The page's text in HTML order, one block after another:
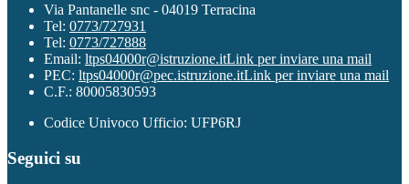
Via Pantanelle snc - 04019 Terracina
Tel: 0773/727931
Tel: 0773/727888
Email: ltps04000r@istruzione.itLink per inviare una mail
PEC: ltps04000r@pec.istruzione.itLink per inviare una mail
C.F.: 80005830593
Codice Univoco Ufficio: UFP6RJ
Seguici su